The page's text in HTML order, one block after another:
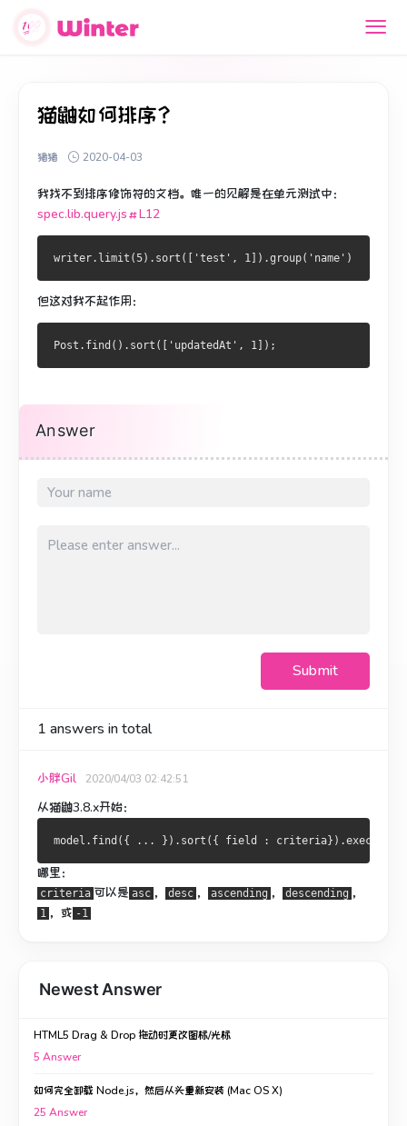
猫鼬如何排序？
猪猪 2020-04-03
我找不到排序修饰符的文档。 唯一的见解是在单元测试中：
spec.lib.query.js＃L12
但这对我不起作用：
Answer
Submit
1 answers in total
小胖Gil 2020/04/03 02:42:51
从猫鼬3.8.x开始：
哪里：
criteria 可以是 asc ， desc ， ascending ， descending ，
1 ，或 -1
Newest Answer
HTML5 Drag & Drop 拖动时更改图标/光标
5 Answer
如何完全卸载 Node.js，然后从头重新安装 (Mac OS X)
25 Answer